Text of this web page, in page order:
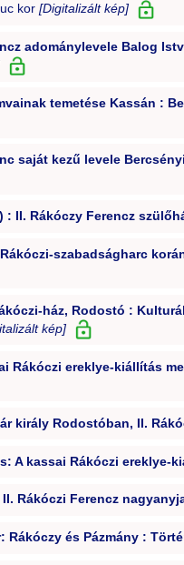
kor [Digitalizált kép]
adománylevele Balog
temetése Kassán :
saját kezű levele
: II. Rákóczy Ferencz
szabadságharc
ház, Rodostó :
kép]
Rákóczi ereklye-kiállítás
király Rodostóban, II.
A kassai Rákóczi ereklye-
Rákóczi Ferencz
Rákóczy és Pázmány :